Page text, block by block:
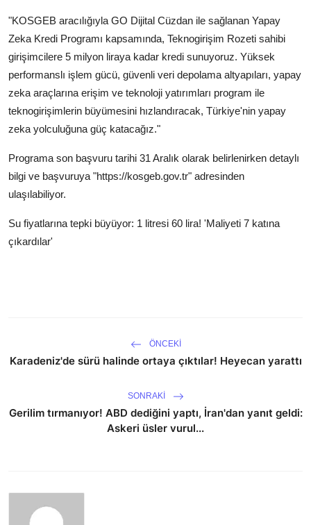
"KOSGEB aracılığıyla GO Dijital Cüzdan ile sağlanan Yapay
Zeka Kredi Programı kapsamında, Teknogirişim Rozeti sahibi
girişimcilere 5 milyon liraya kadar kredi sunuyoruz. Yüksek
performanslı işlem gücü, güvenli veri depolama altyapıları, yapay
zeka araçlarına erişim ve teknoloji yatırımları program ile
teknogirişimlerin büyümesini hızlandıracak, Türkiye'nin yapay
zeka yolculuğuna güç katacağız."
Programa son başvuru tarihi 31 Aralık olarak belirlenirken detaylı
bilgi ve başvuruya "https://kosgeb.gov.tr" adresinden
ulaşılabiliyor.
Su fiyatlarına tepki büyüyor: 1 litresi 60 lira! 'Maliyeti 7 katına
çıkardılar'
ÖNCEKI
Karadeniz'de sürü halinde ortaya çıktılar! Heyecan yarattı
SONRAKI
Gerilim tırmanıyor! ABD dediğini yaptı, İran'dan yanıt geldi:
Askeri üsler vurul...